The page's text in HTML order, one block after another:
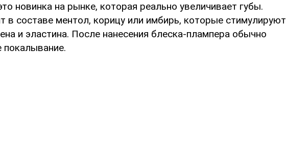
новинка на рынке, которая реально увеличивает губы.
в составе ментол, корицу или имбирь, которые стимулируют
и эластина. После нанесения блеска-плампера обычно
покалывание.